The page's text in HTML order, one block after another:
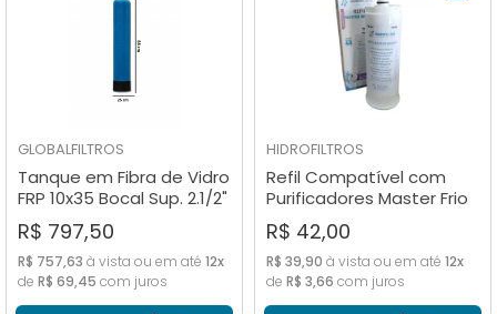
GLOBALFILTROS
Tanque em Fibra de Vidro
FRP 10x35 Bocal Sup. 2.1/2"
Azul
R$ 797,50
R$ 757,63 à vista ou em até 12x
de R$ 69,45 com juros
HIDROFILTROS
Refil Compatível com
Purificadores Master Frio
Rótulo Branco
R$ 42,00
R$ 39,90 à vista ou em até 12x
de R$ 3,66 com juros